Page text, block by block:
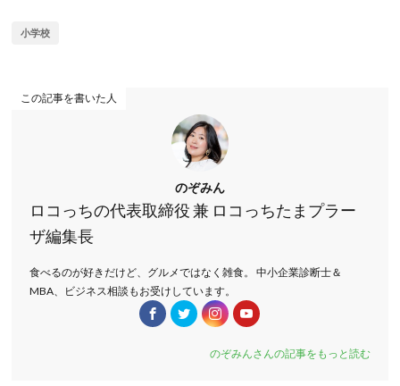
小学校
この記事を書いた人
のぞみん
ロコっちの代表取締役 兼 ロコっちたまプラー
ザ編集長
食べるのが好きだけど、グルメではなく雑食。 中小企業診断士＆
MBA、ビジネス相談もお受けしています。
のぞみんさんの記事をもっと読む